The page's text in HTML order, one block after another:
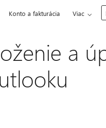
Konto a fakturácia Viac
a